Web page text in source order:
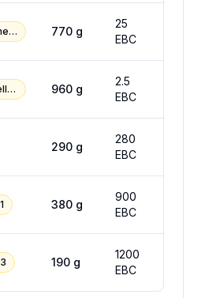
Helles Münchner Malz 770 g
25
EBC
Helles Karamellmalz 960 g
2.5
EBC
290 g
280
EBC
380 g
900
EBC
190 g
1200
EBC